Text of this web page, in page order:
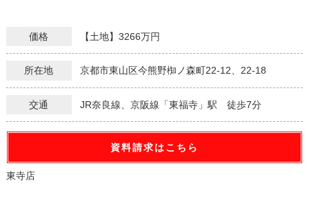
価格 【土地】3266万円
所在地 京都市東山区今熊野椥ノ森町22-12、22-18
交通 JR奈良線、京阪線「東福寺」駅 徒歩7分
資料請求はこちら
東寺店